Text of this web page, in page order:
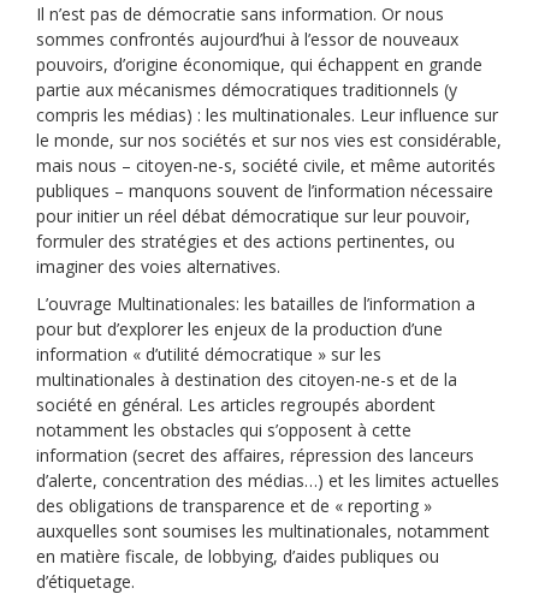
Il n’est pas de démocratie sans information. Or nous
sommes confrontés aujourd’hui à l’essor de nouveaux
pouvoirs, d’origine économique, qui échappent en grande
partie aux mécanismes démocratiques traditionnels (y
compris les médias) : les multinationales. Leur influence sur
le monde, sur nos sociétés et sur nos vies est considérable,
mais nous – citoyen-ne-s, société civile, et même autorités
publiques – manquons souvent de l’information nécessaire
pour initier un réel débat démocratique sur leur pouvoir,
formuler des stratégies et des actions pertinentes, ou
imaginer des voies alternatives.
L’ouvrage Multinationales: les batailles de l’information a
pour but d’explorer les enjeux de la production d’une
information « d’utilité démocratique » sur les
multinationales à destination des citoyen-ne-s et de la
société en général. Les articles regroupés abordent
notamment les obstacles qui s’opposent à cette
information (secret des affaires, répression des lanceurs
d’alerte, concentration des médias…) et les limites actuelles
des obligations de transparence et de « reporting »
auxquelles sont soumises les multinationales, notamment
en matière fiscale, de lobbying, d’aides publiques ou
d’étiquetage.